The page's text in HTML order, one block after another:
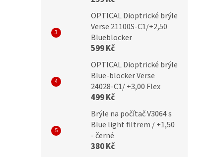
OPTICAL Dioptrické brýle
Verse 21100S-C1/+2,50
Blueblocker
599 Kč
OPTICAL Dioptrické brýle
Blue-blocker Verse
24028-C1/ +3,00 Flex
499 Kč
Brýle na počítač V3064 s
Blue light filtrem / +1,50
- černé
380 Kč
+3,00 black
IDENTITY Dioptrické brýle
MC2217 +3,00 flex
black/pink
299 Kč